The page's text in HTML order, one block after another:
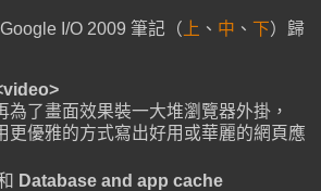
I/O 2009 筆記（ 上 、 中 、 下）歸
為了畫面效果裝一大堆瀏覽器外掛，
更優雅的方式寫出好用或華麗的網頁應
Database and app cache